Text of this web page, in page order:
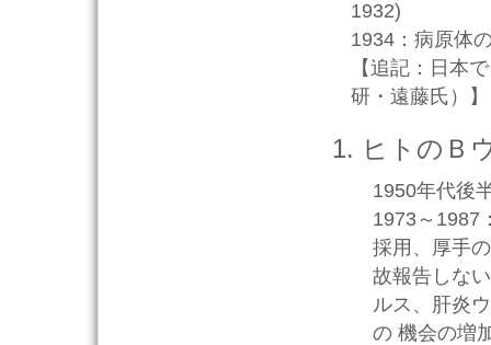
1932)
1934：病原体
【追記：日本
研・遠藤氏）】
ヒトのＢ
1950年代後
1973～1987
採用、厚手
故報告しな
ルス、肝炎
の 機会の増